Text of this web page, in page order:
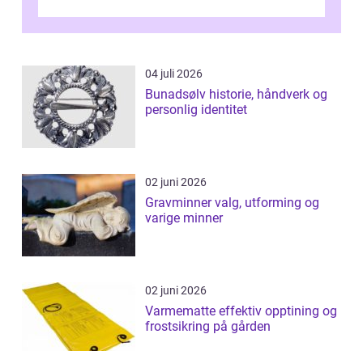
04 juli 2026
Bunadsølv historie, håndverk og
personlig identitet
02 juni 2026
Gravminner valg, utforming og
varige minner
02 juni 2026
Varmematte effektiv opptining og
frostsikring på gården